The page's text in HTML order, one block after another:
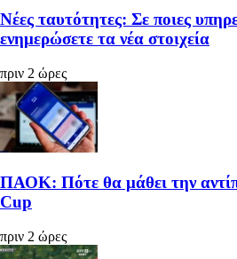
Νέες ταυτότητες: Σε ποιες
ενημερώσετε τα νέα στοιχεία
πριν 2 ώρες
ΠΑΟΚ: Πότε θα μάθει την
Cup
πριν 2 ώρες